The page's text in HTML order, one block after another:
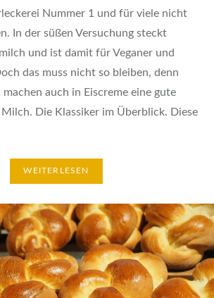
Nummer 1 und für viele nicht
In der süßen Versuchung steckt
und ist damit für Veganer und
das muss nicht so bleiben, denn
auch in Eiscreme eine gute
Milch. Die Klassiker im Überblick. Diese
WEITERLESEN